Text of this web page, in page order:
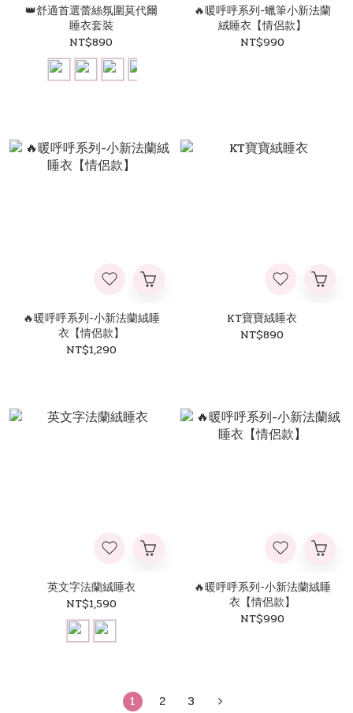
👑舒適首選蕾絲氛圍莫代爾
睡衣套裝
NT$890
🔥暖呼呼系列-蠟筆小新法蘭
絨睡衣【情侶款】
NT$990
🔥暖呼呼系列-小新法蘭絨睡
衣【情侶款】
NT$1,290
KT寶寶絨睡衣
NT$890
英文字法蘭絨睡衣
NT$1,590
🔥暖呼呼系列-小新法蘭絨睡
衣【情侶款】
NT$990
1 2 3